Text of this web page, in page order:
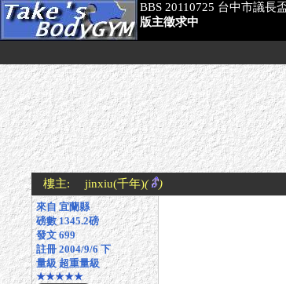
BBS 20110725 台中市議長
版主徵求中
樓主: jinxiu(千年)( )
來自 宜蘭縣
磅數 1345.2磅
發文 699
註冊 2004/9/6 下
量級 超重量級
★★★★★